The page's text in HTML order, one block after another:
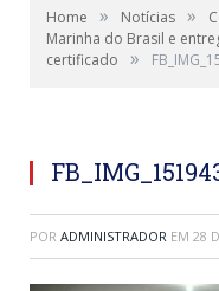
Home » Notícias »
Marinha do Brasil e
certificado
»
POR ADMINISTRADOR EM 28